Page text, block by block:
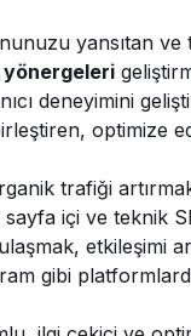
yansıtan ve
yönergeleri
deneyimini
optimize
trafiği
içi ve teknik
etkileşimi
gibi